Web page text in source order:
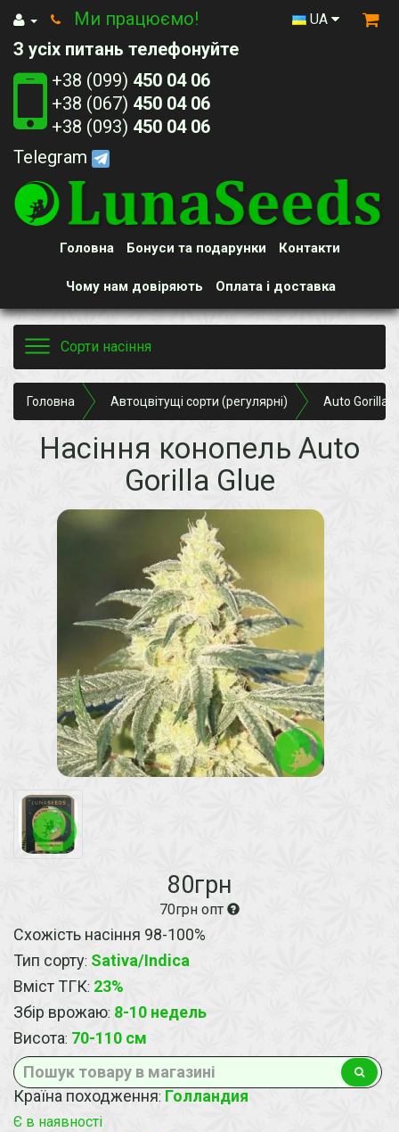
UA
Ми працюємо!
З усіх питань телефонуйте
+38 (099) 450 04 06
+38 (067) 450 04 06
+38 (093) 450 04 06
Telegram
Головна
Чому нам довіряють
Контакти
Бонуси та подарунки
Оплата і доставка
Toggle
navigation
Сорти насіння
Головна Автоцвітущі сорти (регулярні) Auto Gorilla
Насіння конопель Auto
Gorilla Glue
80грн
70грн опт
Схожість насіння 98-100%
Тип сорту: Sativa/Indica
Вміст ТГК: 23%
Збір врожаю: 8-10 недель
Висота: 70-110 см
Країна походження: Голландия
Є в наявності